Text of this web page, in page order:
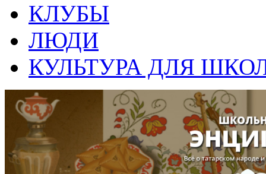
КЛУБЫ
ЛЮДИ
КУЛЬТУРА ДЛЯ